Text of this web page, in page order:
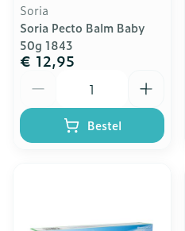
Soria
Soria Pecto Balm Baby
50g 1843
€ 12,95
Bestel